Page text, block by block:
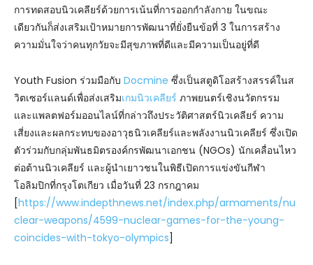
การทดสอบนิวเคลียร์ด้วยการเน้นที่การออกกำลังกาย ในขณะ
เดียวกันก็ส่งเสริมเป้าหมายการพัฒนาที่ยั่งยืนข้อที่ 3 ในการสร้าง
ความมั่นใจว่าคนทุกวัยจะมีสุขภาพที่ดีและมีความเป็นอยู่ที่ดี
Youth Fusion ร่วมมือกับ Docmine ซึ่งเป็นสตูดิโอสร้างสรรค์ในส
วิตเซอร์แลนด์เพื่อส่งเสริมเกมนิวเคลียร์ ภาพยนตร์เชิงนวัตกรรม
และแพลตฟอร์มออนไลน์ที่กล่าวถึงประวัติศาสตร์นิวเคลียร์ ความ
เสี่ยงและผลกระทบของอาวุธนิวเคลียร์และพลังงานนิวเคลียร์ ซึ่งเปิด
ตัวร่วมกับกลุ่มพันธมิตรองค์กรพัฒนาเอกชน (NGOs) นักเคลื่อนไหว
ต่อต้านนิวเคลียร์ และผู้นำเยาวชนในพิธีเปิดการแข่งขันกีฬา
โอลิมปิกที่กรุงโตเกียว เมื่อวันที่ 23 กรกฎาคม
[https://www.indepthnews.net/index.php/armaments/nu
clear-weapons/4599-nuclear-games-for-the-young-
coincides-with-tokyo-olympics]